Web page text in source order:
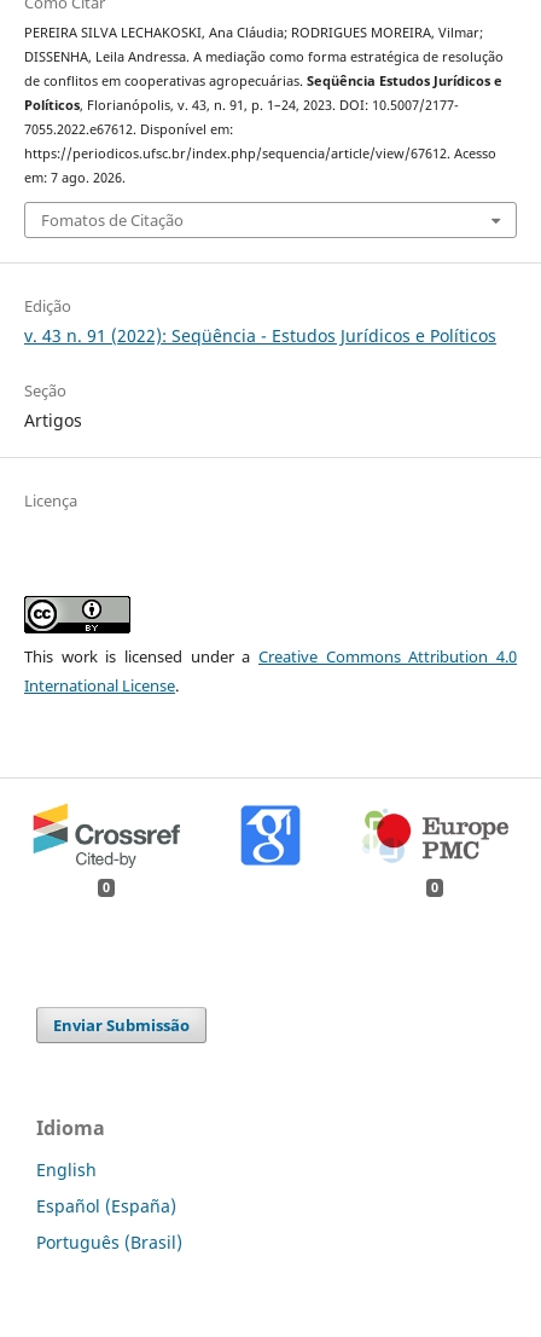
PEREIRA SILVA LECHAKOSKI, Ana Cláudia; RODRIGUES MOREIRA, Vilmar;
DISSENHA, Leila Andressa. A mediação como forma estratégica de resolução
de conflitos em cooperativas agropecuárias. Seqüência Estudos Jurídicos e
Políticos, Florianópolis, v. 43, n. 91, p. 1–24, 2023. DOI: 10.5007/2177-
7055.2022.e67612. Disponível em:
https://periodicos.ufsc.br/index.php/sequencia/article/view/67612. Acesso
em: 7 ago. 2026.
Fomatos de Citação
Edição
v. 43 n. 91 (2022): Seqüência - Estudos Jurídicos e Políticos
Seção
Artigos
Licença
This work is licensed under aCreative Commons Attribution 4.0
International License.
0 0
Enviar Submissão
Idioma
English
Español (España)
Português (Brasil)